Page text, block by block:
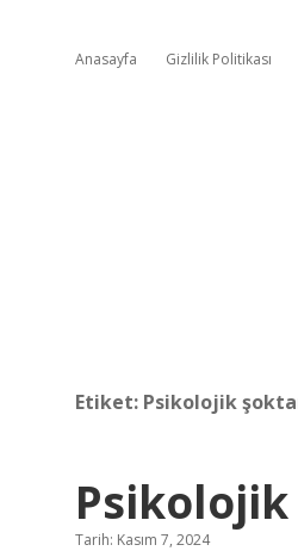
Anasayfa Gizlilik Politikası
Etiket: Psikolojik
Psikolojik
Tarih: Kasım 7, 2024